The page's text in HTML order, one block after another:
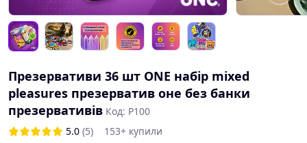
Презервативи 36 шт ONE набір mixed
pleasures презерватив оне без банки
презервативів Код: P100
5.0 (5)
153+ купили